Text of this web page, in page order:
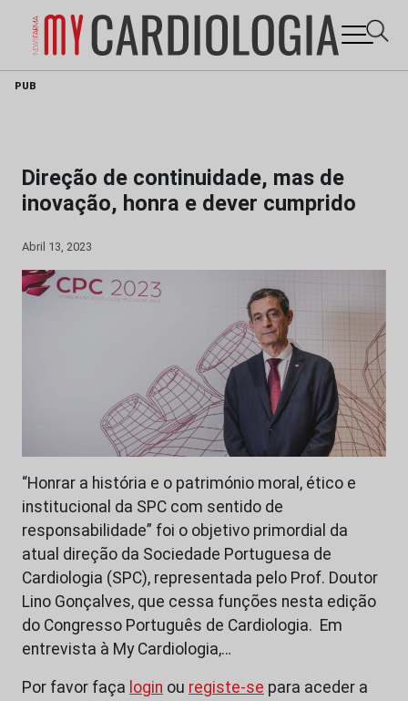
Skip
PUB
Direção de continuidade, mas de
inovação, honra e dever cumprido
Abril 13, 2023
“Honrar a história e o património moral, ético e
institucional da SPC com sentido de
responsabilidade” foi o objetivo primordial da
atual direção da Sociedade Portuguesa de
Cardiologia (SPC), representada pelo Prof. Doutor
Lino Gonçalves, que cessa funções nesta edição
do Congresso Português de Cardiologia. Em
entrevista à My Cardiologia,…
Por favor faça login ou registe-se para aceder a